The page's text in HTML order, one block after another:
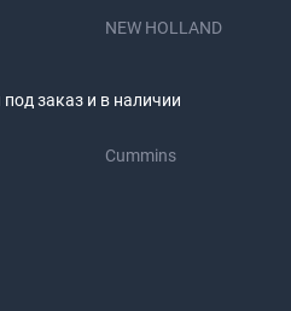
NEW HOLLAND
заказ и в наличии
Cummins